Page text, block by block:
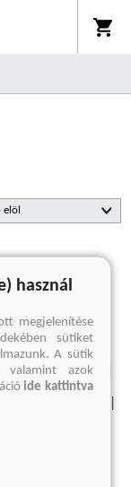
találat
nyilatkozat
használ
megjelenítése
sütiket
A sütik
valamint azok
ide kattintva